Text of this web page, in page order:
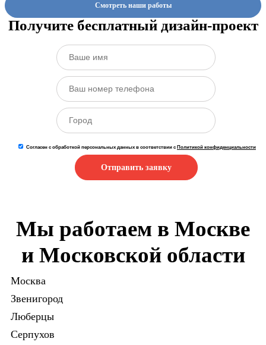
Смотреть наши работы
Получите бесплатный дизайн-проект
Согласен с обработкой персональных данных в соответствии с Политикой конфиденциальности
Отправить заявку
Мы работаем в Москве
и Московской области
Москва
Звенигород
Люберцы
Серпухов